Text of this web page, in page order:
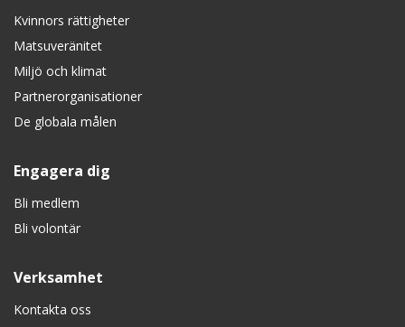
Kvinnors rättigheter
Matsuveränitet
Miljö och klimat
Partnerorganisationer
De globala målen
Engagera dig
Bli medlem
Bli volontär
Verksamhet
Kontakta oss